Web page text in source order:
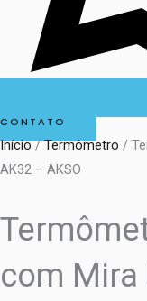
CONTATO
Início/Termômetro /
AK32 – AKSO
com